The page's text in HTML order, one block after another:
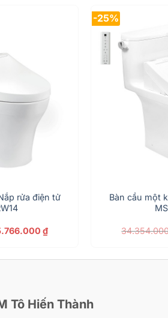
rửa điện tử
₫Giá
hiện
-25%
Bàn cầu một
Tô Hiến Thành